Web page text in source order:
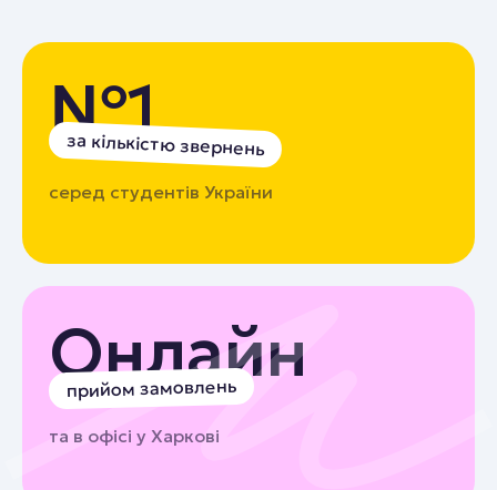
№1
за кількістю звернень
серед студентів України
Онлайн
прийом замовлень
та в офісі у Харкові